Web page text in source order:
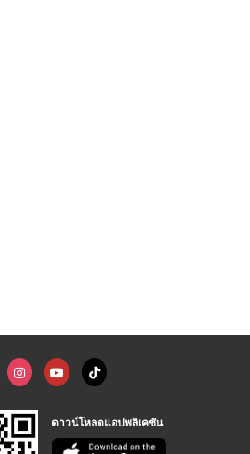
ดาวน์โหลดแอปพลิเคชัน